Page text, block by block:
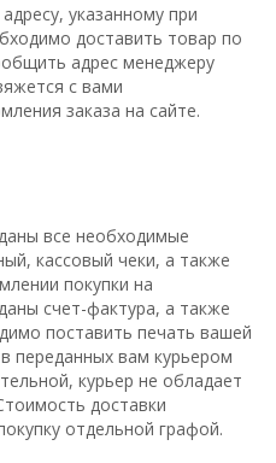
указанному при
доставить товар по
адрес менеджеру
с вами
заказа на сайте.
все необходимые
кассовый чеки, а также
покупки на
счет-фактура, а также
поставить печать вашей
переданных вам курьером
курьер не обладает
доставки
отдельной графой.